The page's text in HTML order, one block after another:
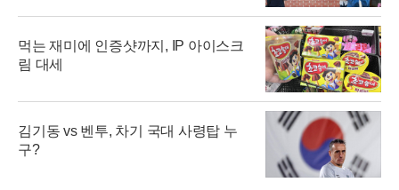
먹는 재미에 인증샷까지, IP 아이스크
림 대세
김기동 vs 벤투, 차기 국대 사령탑 누
구?